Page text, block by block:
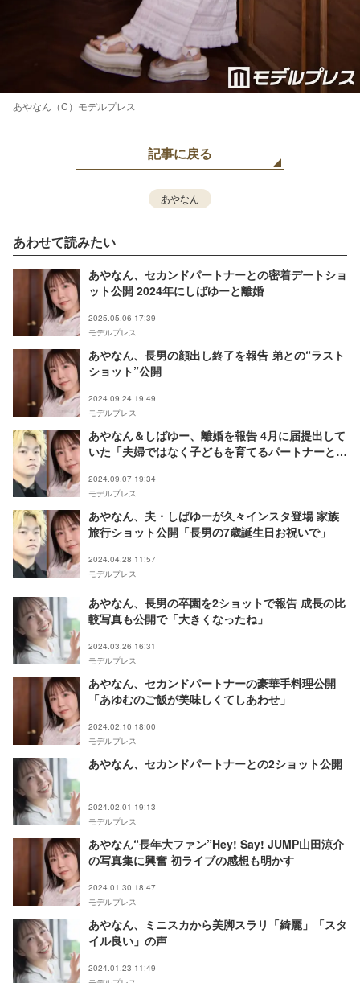
あやなん（C）モデルプレス
記事に戻る
あやなん
あわせて読みたい
あやなん、セカンドパートナーとの密着デートショ
ット公開 2024年にしばゆーと離婚
2025.05.06 17:39
モデルプレス
あやなん、長男の顔出し終了を報告 弟との“ラスト
ショット”公開
2024.09.24 19:49
モデルプレス
あやなん＆しばゆー、離婚を報告 4月に届提出して
いた「夫婦ではなく子どもを育てるパートナーとし
2024.09.07 19:34
モデルプレス
あやなん、夫・しばゆーが久々インスタ登場 家族
旅行ショット公開「長男の7歳誕生日お祝いで」
2024.04.28 11:57
モデルプレス
あやなん、長男の卒園を2ショットで報告 成長の比
較写真も公開で「大きくなったね」
2024.03.26 16:31
モデルプレス
あやなん、セカンドパートナーの豪華手料理公開
「あゆむのご飯が美味しくてしあわせ」
2024.02.10 18:00
モデルプレス
あやなん、セカンドパートナーとの2ショット公開
2024.02.01 19:13
モデルプレス
あやなん“長年大ファン”Hey! Say! JUMP山田涼介
の写真集に興奮 初ライブの感想も明かす
2024.01.30 18:47
モデルプレス
あやなん、ミニスカから美脚スラリ「綺麗」「スタ
イル良い」の声
2024.01.23 11:49